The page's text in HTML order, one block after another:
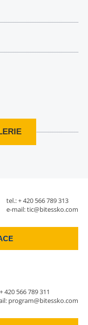
tel.:+ 420 566 789 313
e-mail:tic@bitessko.com
+ 420 566 789 311
program@bitessko.com